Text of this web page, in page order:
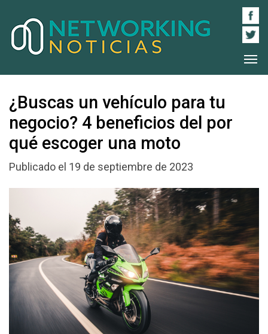
¿Buscas un vehículo para tu
negocio? 4 beneficios del por
qué escoger una moto
Publicado el 19 de septiembre de 2023